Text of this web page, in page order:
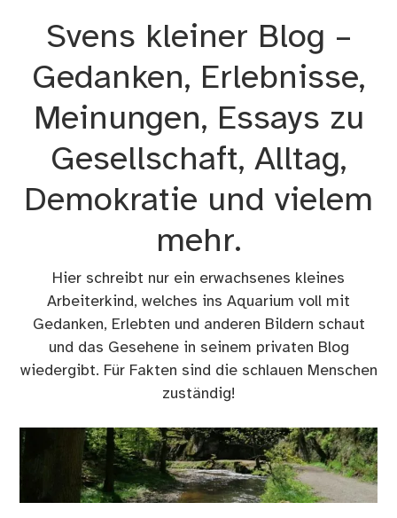
Svens kleiner Blog –
Gedanken, Erlebnisse,
Meinungen, Essays zu
Gesellschaft, Alltag,
Demokratie und vielem
mehr.
Hier schreibt nur ein erwachsenes kleines
Arbeiterkind, welches ins Aquarium voll mit
Gedanken, Erlebten und anderen Bildern schaut
und das Gesehene in seinem privaten Blog
wiedergibt. Für Fakten sind die schlauen Menschen
zuständig!